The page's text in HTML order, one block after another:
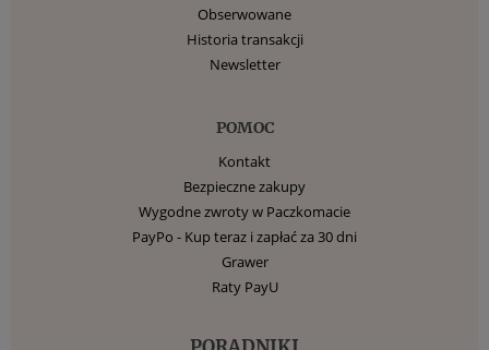
Obserwowane
Historia transakcji
Newsletter
POMOC
Kontakt
Bezpieczne zakupy
Wygodne zwroty w Paczkomacie
PayPo - Kup teraz i zapłać za 30 dni
Grawer
Raty PayU